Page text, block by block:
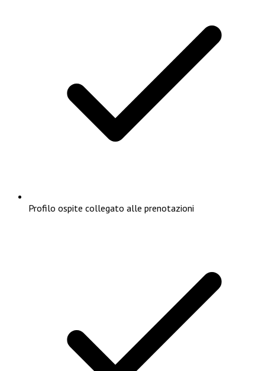
Profilo ospite collegato alle prenotazioni